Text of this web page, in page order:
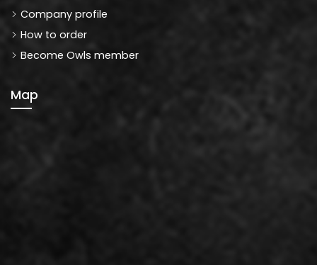
Company profile
How to order
Become Owls member
Map